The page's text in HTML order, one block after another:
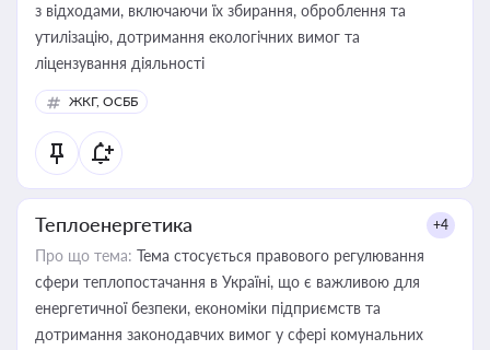
з відходами, включаючи їх збирання, оброблення та
утилізацію, дотримання екологічних вимог та
ліцензування діяльності
ЖКГ, ОСББ
Теплоенергетика +4
Про що тема: Тема стосується правового регулювання
сфери теплопостачання в Україні, що є важливою для
енергетичної безпеки, економіки підприємств та
дотримання законодавчих вимог у сфері комунальних